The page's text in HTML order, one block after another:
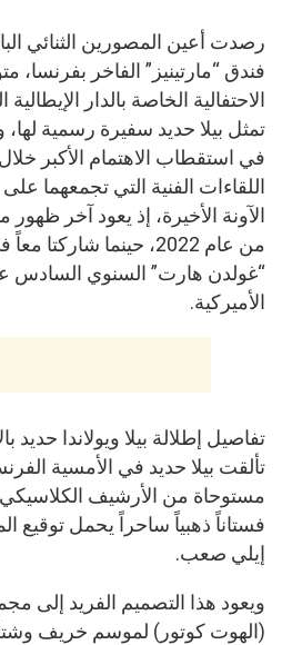
رصدت أعين المصورين الثنائي
فندق “مارتينيز” الفاخر
الاحتفالية الخاصة بالدار
تمثل بيلا حديد سفيرة رسمية لها،
في استقطاب الاهتمام الأكبر
اللقاءات الفنية التي تجمعهما
الآونة الأخيرة، إذ يعود آخر
من عام 2022، حينما
“غولدن هارت” السنوي السادس
الأميركية.
تفاصيل إطلالة بيلا ويولاندا حديد
تألقت بيلا حديد في الأمسية
مستوحاة من الأرشيف
فستاناً ذهبياً ساحراً يحمل توقيع
إيلي صعب.
ويعود هذا التصميم الفريد إلى